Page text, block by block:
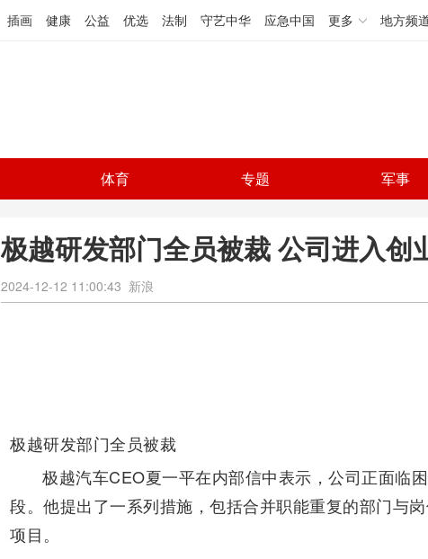
插画 健康 公益 优选 法制 守艺中华 应急中国 更多 地方频
体育 专题 军事
极越研发部门全员被裁 公司进入创
2024-12-12 11:00:43 新浪
极越研发部门全员被裁
极越汽车CEO夏一平在内部信中表示，公司正面临
段。他提出了一系列措施，包括合并职能重复的部门与
项目。